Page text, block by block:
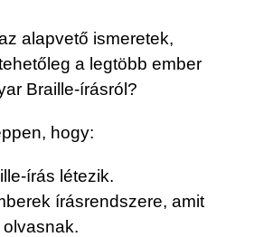
alapvető ismeretek,
a legtöbb ember
Braille-írásról?
hogy:
írás létezik.
írásrendszere, amit